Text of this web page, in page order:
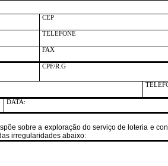
CEP
TELEFONE
FAX
CPF/R.G
DATA:
sobre a exploração do serviço de loteria e
irregularidades abaixo: